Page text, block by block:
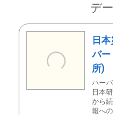
デ
日
バー
所)
ハー
日本
から
報へ